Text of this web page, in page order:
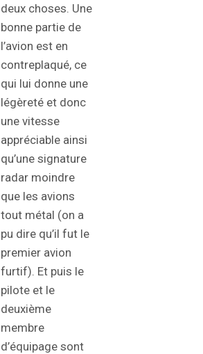
deux choses. Une
bonne partie de
l’avion est en
contreplaqué, ce
qui lui donne une
légèreté et donc
une vitesse
appréciable ainsi
qu’une signature
radar moindre
que les avions
tout métal (on a
pu dire qu’il fut le
premier avion
furtif). Et puis le
pilote et le
deuxième
membre
d’équipage sont